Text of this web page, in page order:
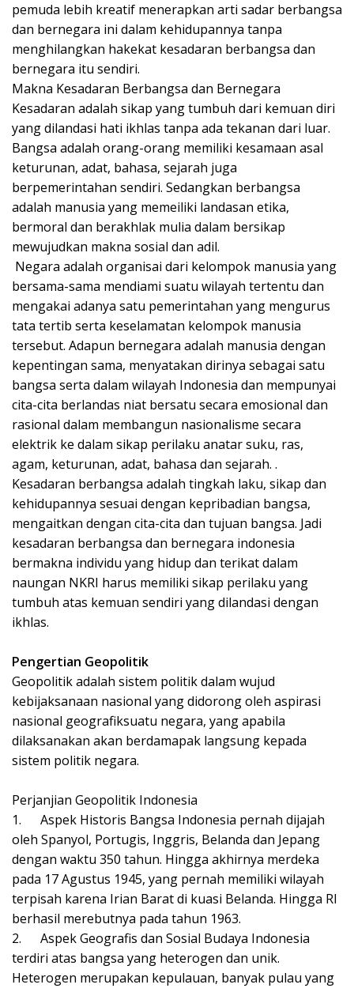
pemuda lebih kreatif menerapkan arti sadar berbangsa
dan bernegara ini dalam kehidupannya tanpa
menghilangkan hakekat kesadaran berbangsa dan
bernegara itu sendiri.
Makna Kesadaran Berbangsa dan Bernegara
Kesadaran adalah sikap yang tumbuh dari kemuan diri
yang dilandasi hati ikhlas tanpa ada tekanan dari luar.
Bangsa adalah orang-orang memiliki kesamaan asal
keturunan, adat, bahasa, sejarah juga
berpemerintahan sendiri. Sedangkan berbangsa
adalah manusia yang memeiliki landasan etika,
bermoral dan berakhlak mulia dalam bersikap
mewujudkan makna sosial dan adil.
Negara adalah organisai dari kelompok manusia yang
bersama-sama mendiami suatu wilayah tertentu dan
mengakai adanya satu pemerintahan yang mengurus
tata tertib serta keselamatan kelompok manusia
tersebut. Adapun bernegara adalah manusia dengan
kepentingan sama, menyatakan dirinya sebagai satu
bangsa serta dalam wilayah Indonesia dan mempunyai
cita-cita berlandas niat bersatu secara emosional dan
rasional dalam membangun nasionalisme secara
elektrik ke dalam sikap perilaku anatar suku, ras,
agam, keturunan, adat, bahasa dan sejarah. .
Kesadaran berbangsa adalah tingkah laku, sikap dan
kehidupannya sesuai dengan kepribadian bangsa,
mengaitkan dengan cita-cita dan tujuan bangsa. Jadi
kesadaran berbangsa dan bernegara indonesia
bermakna individu yang hidup dan terikat dalam
naungan NKRI harus memiliki sikap perilaku yang
tumbuh atas kemuan sendiri yang dilandasi dengan
ikhlas.
Pengertian Geopolitik
Geopolitik adalah sistem politik dalam wujud
kebijaksanaan nasional yang didorong oleh aspirasi
nasional geografiksuatu negara, yang apabila
dilaksanakan akan berdamapak langsung kepada
sistem politik negara.
Perjanjian Geopolitik Indonesia
1.
Aspek Historis Bangsa Indonesia pernah dijajah
oleh Spanyol, Portugis, Inggris, Belanda dan Jepang
dengan waktu 350 tahun. Hingga akhirnya merdeka
pada 17 Agustus 1945, yang pernah memiliki wilayah
terpisah karena Irian Barat di kuasi Belanda. Hingga RI
berhasil merebutnya pada tahun 1963.
2.
Aspek Geografis dan Sosial Budaya Indonesia
terdiri atas bangsa yang heterogen dan unik.
Heterogen merupakan kepulauan, banyak pulau yang